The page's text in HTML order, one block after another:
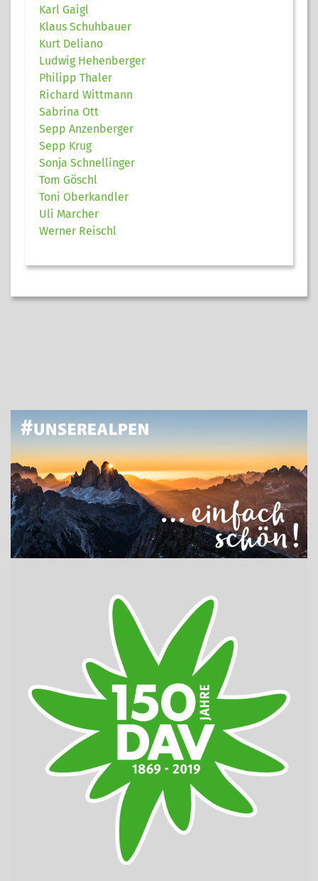
Karl Gaigl
Klaus Schuhbauer
Kurt Deliano
Ludwig Hehenberger
Philipp Thaler
Richard Wittmann
Sabrina Ott
Sepp Anzenberger
Sepp Krug
Sonja Schnellinger
Tom Göschl
Toni Oberkandler
Uli Marcher
Werner Reischl